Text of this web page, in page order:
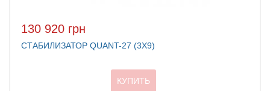
130 920 грн
СТАБИЛИЗАТОР QUANT-27 (3Х9)
КУПИТЬ